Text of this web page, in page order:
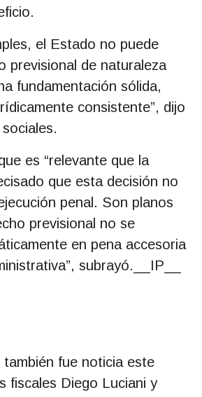
el Estado no puede
previsional de naturaleza
fundamentación sólida,
consistente”, dijo
es “relevante que la
que esta decisión no
penal. Son planos
previsional no se
en pena accesoria
subrayó.__IP__
fue noticia este
fiscales Diego Luciani y